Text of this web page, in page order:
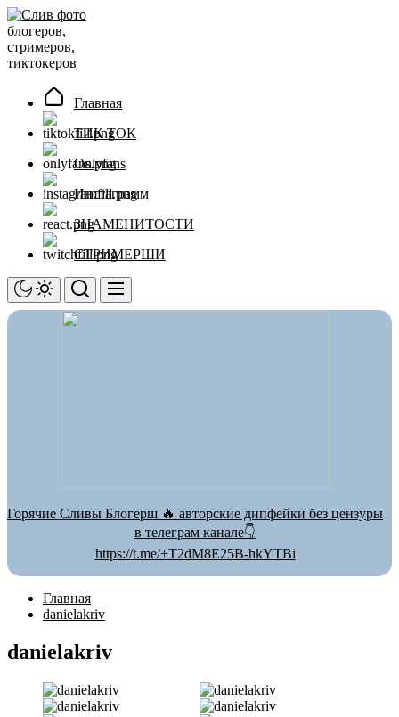
Перейти
к
содержимому
Главная
ТИК ТОК
Onlyfans
Инстаграмм
ЗНАМЕНИТОСТИ
СТРИМЕРШИ
Горячие Сливы Блогерш 🔥 авторские дипфейки без цензуры
в телеграм канале👇
https://t.me/+T2dM8E25B-hkYTBi
Главная
danielakriv
danielakriv